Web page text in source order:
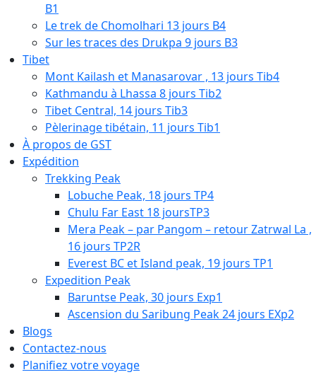
B1
Le trek de Chomolhari 13 jours B4
Sur les traces des Drukpa 9 jours B3
Tibet
Mont Kailash et Manasarovar , 13 jours Tib4
Kathmandu à Lhassa 8 jours Tib2
Tibet Central, 14 jours Tib3
Pèlerinage tibétain, 11 jours Tib1
À propos de GST
Expédition
Trekking Peak
Lobuche Peak, 18 jours TP4
Chulu Far East 18 joursTP3
Mera Peak – par Pangom – retour Zatrwal La ,
16 jours TP2R
Everest BC et Island peak, 19 jours TP1
Expedition Peak
Baruntse Peak, 30 jours Exp1
Ascension du Saribung Peak 24 jours EXp2
Blogs
Contactez-nous
Planifiez votre voyage